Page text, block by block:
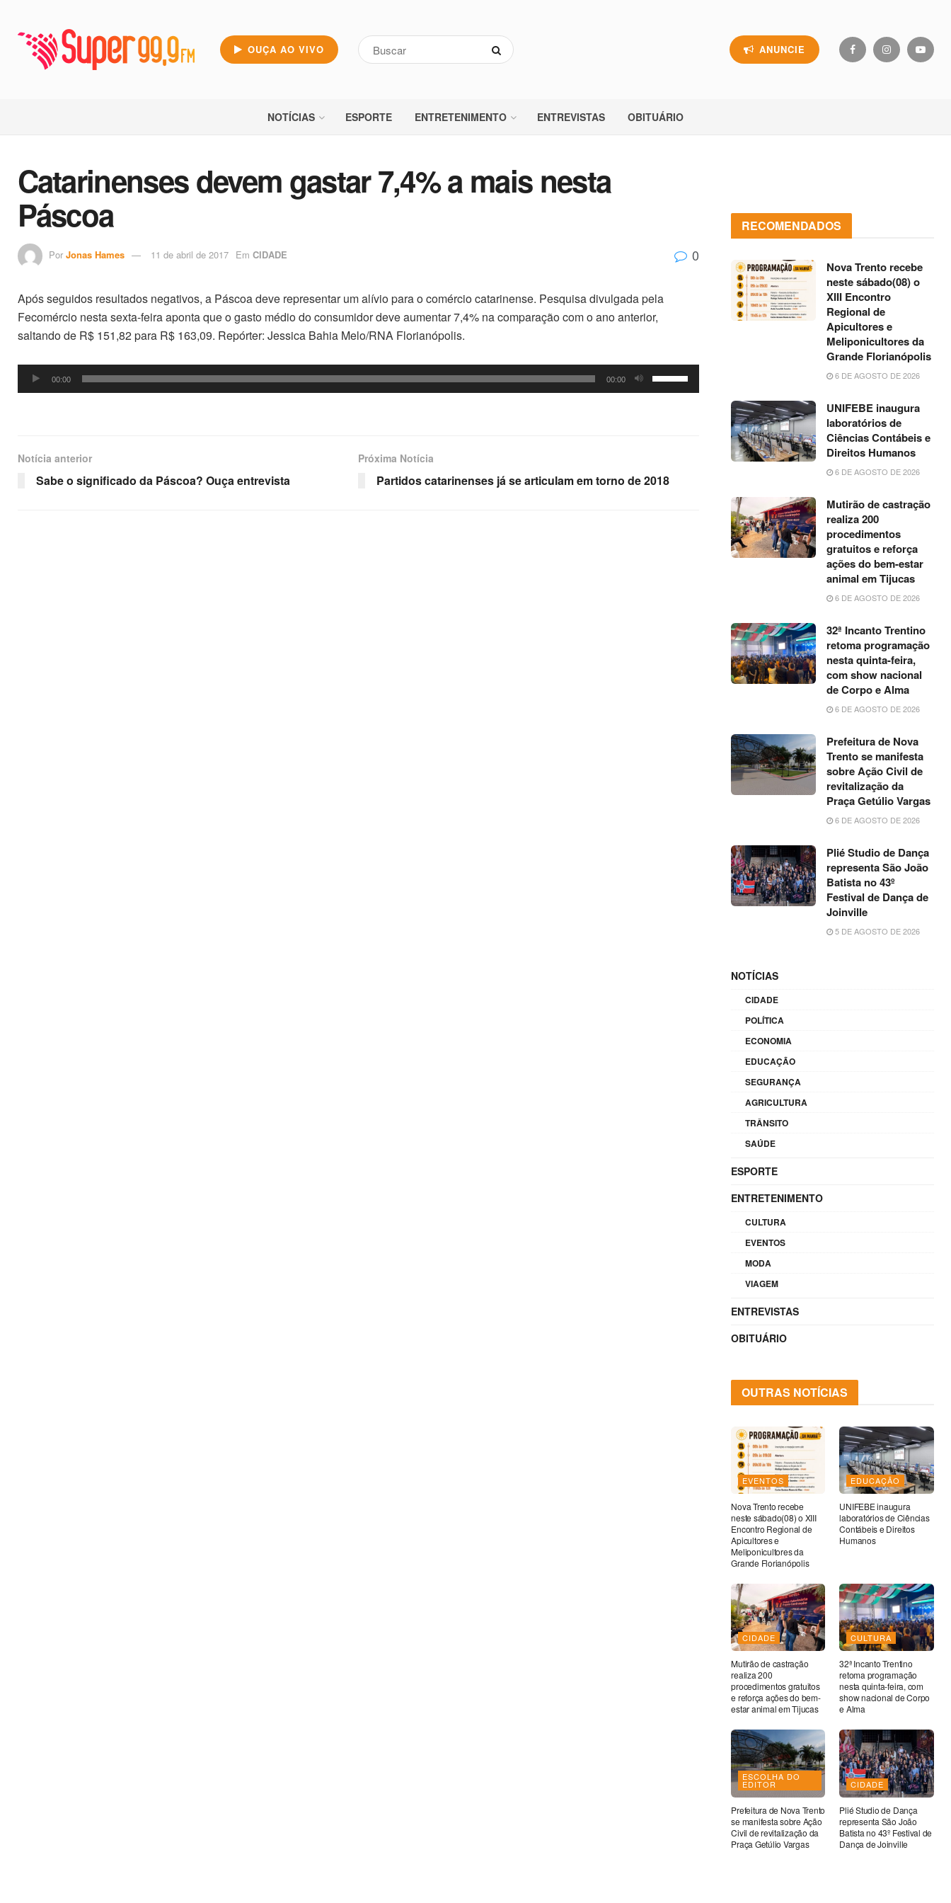
OUÇA AO VIVO ANUNCIE
NOTÍCIAS ESPORTE ENTRETENIMENTO ENTREVISTAS OBITUÁRIO
Catarinenses devem gastar 7,4% a mais nesta
Páscoa
Por Jonas Hames 11 de abril de 2017 Em CIDADE 0
Após seguidos resultados negativos, a Páscoa deve representar um alívio para o comércio catarinense. Pesquisa divulgada pela
Fecomércio nesta sexta-feira aponta que o gasto médio do consumidor deve aumentar 7,4% na comparação com o ano anterior,
saltando de R$ 151,82 para R$ 163,09. Repórter: Jessica Bahia Melo/RNA Florianópolis.
Tocador
de
00:00 00:00
as
para
Notícia anterior
Sabe o significado da Páscoa? Ouça entrevista
Próxima Notícia
Partidos catarinenses já se articulam em torno de 2018
RECOMENDADOS
Nova Trento recebe
neste sábado(08) o
XIII Encontro
Regional de
Apicultores e
Meliponicultores da
Grande Florianópolis
6 DE AGOSTO DE 2026
UNIFEBE inaugura
laboratórios de
Ciências Contábeis e
Direitos Humanos
6 DE AGOSTO DE 2026
Mutirão de castração
realiza 200
procedimentos
gratuitos e reforça
ações do bem-estar
animal em Tijucas
6 DE AGOSTO DE 2026
32ª Incanto Trentino
retoma programação
nesta quinta-feira,
com show nacional
de Corpo e Alma
6 DE AGOSTO DE 2026
Prefeitura de Nova
Trento se manifesta
sobre Ação Civil de
revitalização da
Praça Getúlio Vargas
6 DE AGOSTO DE 2026
Plié Studio de Dança
representa São João
Batista no 43º
Festival de Dança de
Joinville
5 DE AGOSTO DE 2026
NOTÍCIAS
CIDADE
POLÍTICA
ECONOMIA
EDUCAÇÃO
SEGURANÇA
AGRICULTURA
TRÂNSITO
SAÚDE
ESPORTE
ENTRETENIMENTO
CULTURA
EVENTOS
MODA
VIAGEM
ENTREVISTAS
OBITUÁRIO
OUTRAS NOTÍCIAS
EVENTOS
Nova Trento recebe
neste sábado(08) o XIII
Encontro Regional de
Apicultores e
Meliponicultores da
Grande Florianópolis
EDUCAÇÃO
UNIFEBE inaugura
laboratórios de Ciências
Contábeis e Direitos
Humanos
CIDADE
Mutirão de castração
realiza 200
procedimentos gratuitos
e reforça ações do bem-
estar animal em Tijucas
CULTURA
32ª Incanto Trentino
retoma programação
nesta quinta-feira, com
show nacional de Corpo
e Alma
ESCOLHA DO
EDITOR
Prefeitura de Nova Trento
se manifesta sobre Ação
Civil de revitalização da
Praça Getúlio Vargas
CIDADE
Plié Studio de Dança
representa São João
Batista no 43º Festival de
Dança de Joinville